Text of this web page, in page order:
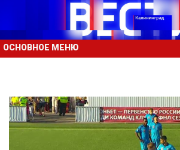
ОСНОВНОЕ МЕНЮ